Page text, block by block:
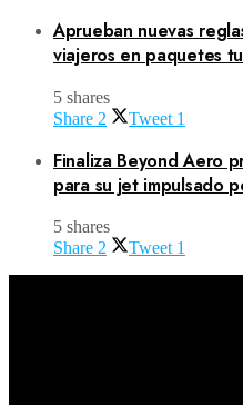
Aprueban nuevas
viajeros en paquetes
5 shares
Share 2 Tweet 1
Finaliza Beyond Aero
para su jet impulsado
5 shares
Share 2 Tweet 1